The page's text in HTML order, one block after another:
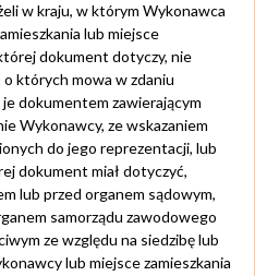
w kraju, w którym Wykonawca
lub miejsce
dokument dotyczy, nie
których mowa w zdaniu
dokumentem zawierającym
Wykonawcy, ze wskazaniem
do jego reprezentacji, lub
dokument miał dotyczyć,
lub przed organem sądowym,
samorządu zawodowego
ze względu na siedzibę lub
lub miejsce zamieszkania